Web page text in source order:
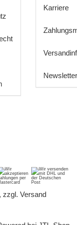
Karriere
Newsletter
zzgl. Versand